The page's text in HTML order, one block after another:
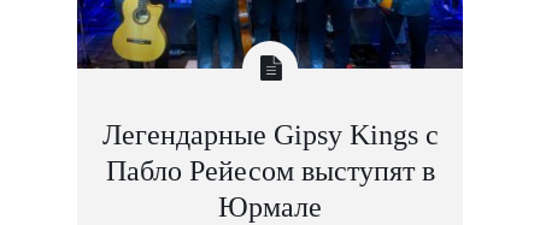
Легендарные Gipsy Kings с
Пабло Рейесом выступят в
Юрмале